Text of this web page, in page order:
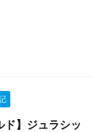
ド】ジュラシッ